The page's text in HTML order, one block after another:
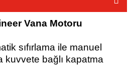
Vana Motoru
sıfırlama ile manuel
kuvvete bağlı kapatma